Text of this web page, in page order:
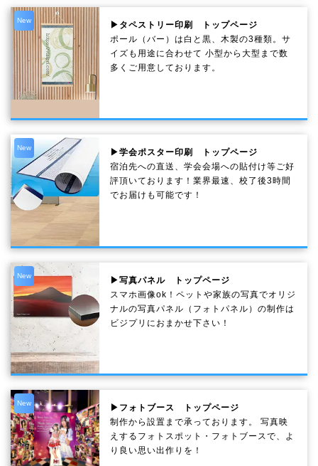
New
▶タペストリー印刷 トップページ
ポール（バー）は白と黒、木製の3種類。サ
イズも用途に合わせて 小型から大型まで数
多くご用意しております。
New
▶学会ポスター印刷 トップページ
宿泊先への直送、学会会場への貼付け等ご好
評頂いております！業界最速、校了後3時間
でお届けも可能です！
New
▶写真パネル トップページ
スマホ画像ok！ペットや家族の写真でオリジ
ナルの写真パネル（フォトパネル）の制作は
ビジプリにおまかせ下さい！
New
▶フォトブース トップページ
制作から設置まで承っております。 写真映
えするフォトスポット・フォトブースで、よ
り良い思い出作りを！